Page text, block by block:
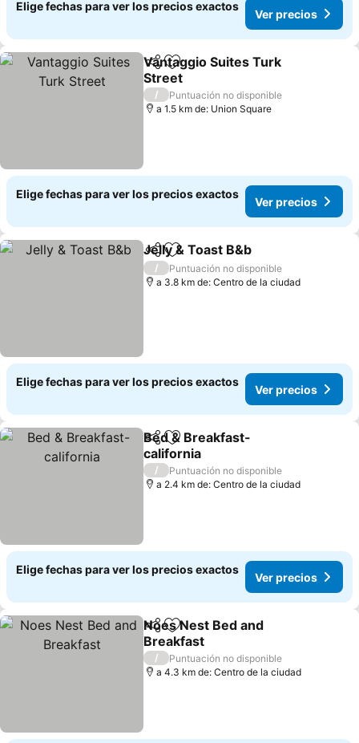
Elige fechas para ver los precios exactos
Ver precios
CompartirAgregar a favoritos
Vantaggio Suites Turk
Street
Ver precios
/
Puntuación no disponible
a 1.5 km de: Union Square
Elige fechas para ver los precios exactos
Ver precios
CompartirAgregar a favoritos
Jelly & Toast B&b
/
Puntuación no disponible
a 3.8 km de: Centro de la ciudad
Elige fechas para ver los precios exactos
Ver precios
CompartirAgregar a favoritos
Bed & Breakfast-
california
Ver precios
/
Puntuación no disponible
a 2.4 km de: Centro de la ciudad
Elige fechas para ver los precios exactos
Ver precios
CompartirAgregar a favoritos
Noes Nest Bed and
Breakfast
Ver precios
/
Puntuación no disponible
a 4.3 km de: Centro de la ciudad